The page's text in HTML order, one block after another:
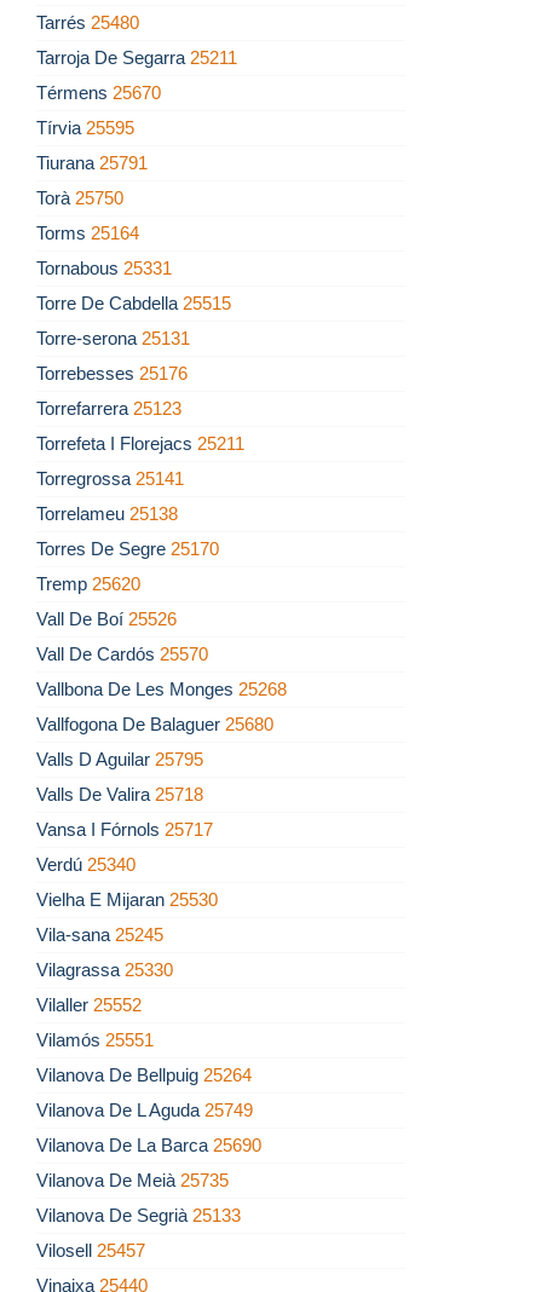
Tarrés 25480
Tarroja De Segarra 25211
Térmens 25670
Tírvia 25595
Tiurana 25791
Torà 25750
Torms 25164
Tornabous 25331
Torre De Cabdella 25515
Torre-serona 25131
Torrebesses 25176
Torrefarrera 25123
Torrefeta I Florejacs 25211
Torregrossa 25141
Torrelameu 25138
Torres De Segre 25170
Tremp 25620
Vall De Boí 25526
Vall De Cardós 25570
Vallbona De Les Monges 25268
Vallfogona De Balaguer 25680
Valls D Aguilar 25795
Valls De Valira 25718
Vansa I Fórnols 25717
Verdú 25340
Vielha E Mijaran 25530
Vila-sana 25245
Vilagrassa 25330
Vilaller 25552
Vilamós 25551
Vilanova De Bellpuig 25264
Vilanova De L Aguda 25749
Vilanova De La Barca 25690
Vilanova De Meià 25735
Vilanova De Segrià 25133
Vilosell 25457
Vinaixa 25440